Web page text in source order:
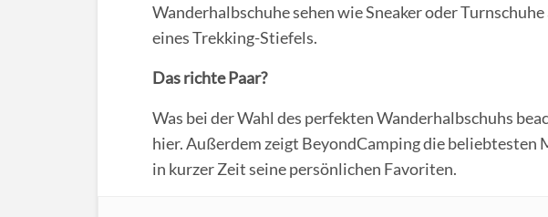
Wanderhalbschuhe sehen wie Sneaker oder
eines Trekking-Stiefels.
Das richte Paar?
Was bei der Wahl des perfekten Wanderhalbschuhs
hier. Außerdem zeigt BeyondCamping die beliebtesten
in kurzer Zeit seine persönlichen Favoriten.